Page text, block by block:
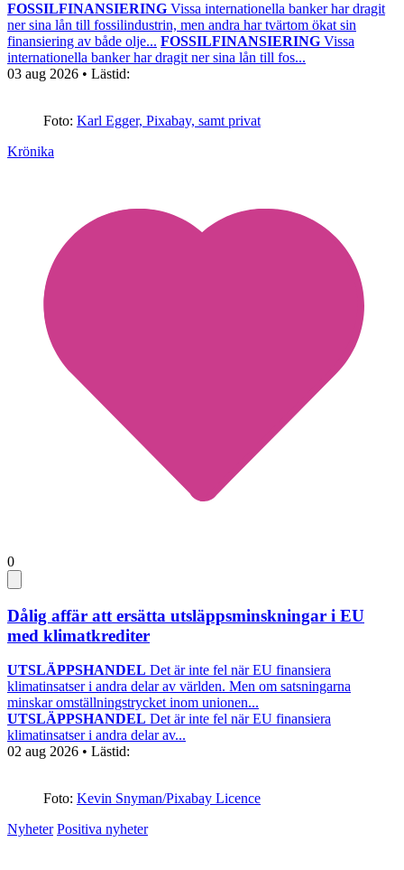
FOSSILFINANSIERING Vissa internationella banker har dragit
ner sina lån till fossilindustrin, men andra har tvärtom ökat sin
finansiering av både olje... FOSSILFINANSIERING Vissa
internationella banker har dragit ner sina lån till fos...
03 aug 2026 • Lästid:
Foto: Karl Egger, Pixabay, samt privat
Krönika
0
Dålig affär att ersätta utsläppsminskningar i EU
med klimatkrediter
UTSLÄPPSHANDEL Det är inte fel när EU finansiera
klimatinsatser i andra delar av världen. Men om satsningarna
minskar omställningstrycket inom unionen...
UTSLÄPPSHANDEL Det är inte fel när EU finansiera
klimatinsatser i andra delar av...
02 aug 2026 • Lästid:
Foto: Kevin Snyman/Pixabay Licence
Nyheter Positiva nyheter